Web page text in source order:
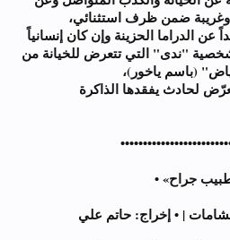
ضمن ظرف استثنائي،
الدراما الحزينة وإن كان إنسانياً
"ندى" التي تتعرض للخيانة من
(باسم ياخور)،
لحادث يفقدها الذاكرة
جراح» •
| • إخراج: حاتم علي